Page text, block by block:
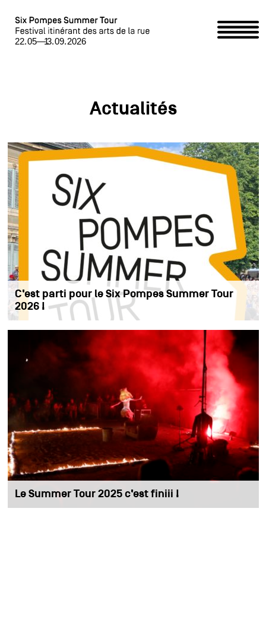
Programme
Événements partenaires /
Partner-Event
Six Pompes Summer Tour
Accueillir le Summer Tour / Summer Tour begrüssen
Contact
Actualités
C’est parti pour le Six Pompes Summer Tour
2026 !
Le Summer Tour 2025 c’est finiii !